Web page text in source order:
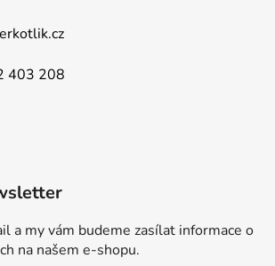
403 208
a my vám budeme zasílat informace o
na našem e-shopu.